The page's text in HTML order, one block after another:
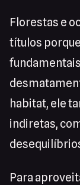
Florestas e
títulos
habitat, ele
indiretas,
Para